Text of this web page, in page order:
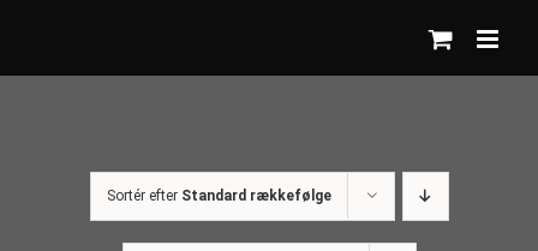
Sortér efter Standard rækkefølge